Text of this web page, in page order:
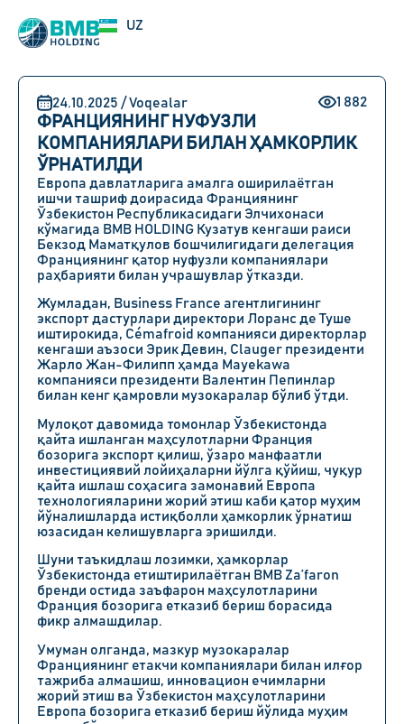
UZ
RU
24.10.2025 / Voqealar 1 882
ФРАНЦИЯНИНГ НУФУЗЛИ
КОМПАНИЯЛАРИ БИЛАН ҲАМКОРЛИК
ЎРНАТИЛДИ
Европа давлатларига амалга оширилаётган
ишчи ташриф доирасида Франциянинг
Ўзбекистон Республикасидаги Элчихонаси
кўмагида BMB HOLDING Кузатув кенгаши раиси
Бекзод Маматқулов бошчилигидаги делегация
Франциянинг қатор нуфузли компаниялари
раҳбарияти билан учрашувлар ўтказди.
Жумладан, Business France агентлигининг
экспорт дастурлари директори Лоранс де Туше
иштирокида, Cémafroid компанияси директорлар
кенгаши аъзоси Эрик Девин, Clauger президенти
Жарло Жан-Филипп ҳамда Mayekawa
компанияси президенти Валентин Пепинлар
билан кенг қамровли музокаралар бўлиб ўтди.
Мулоқот давомида томонлар Ўзбекистонда
қайта ишланган маҳсулотларни Франция
бозорига экспорт қилиш, ўзаро манфаатли
инвестициявий лойиҳаларни йўлга қўйиш, чуқур
қайта ишлаш соҳасига замонавий Европа
технологияларини жорий этиш каби қатор муҳим
йўналишларда истиқболли ҳамкорлик ўрнатиш
юзасидан келишувларга эришилди.
Шуни таъкидлаш лозимки, ҳамкорлар
Ўзбекистонда етиштирилаётган BMB Za’faron
бренди остида заъфарон маҳсулотларини
Франция бозорига етказиб бериш борасида
фикр алмашдилар.
Умуман олганда, мазкур музокаралар
Франциянинг етакчи компаниялари билан илғор
тажриба алмашиш, инновацион ечимларни
жорий этиш ва Ўзбекистон маҳсулотларини
Европа бозорига етказиб бериш йўлида муҳим